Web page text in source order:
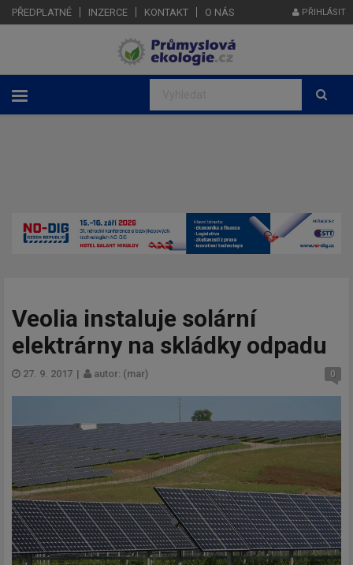
PŘEDPLATNÉ INZERCE KONTAKT O NÁS PŘIHLÁSIT
Veolia instaluje solární
elektrárny na skládky odpadu
27. 9. 2017 | autor: (mar) 0